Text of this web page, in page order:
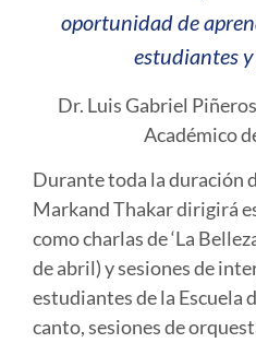
oportunidad de
estudiantes
Dr. Luis Gabriel
Académico
Durante toda la duración
Markand Thakar dirigirá
como charlas de ‘La
de abril) y sesiones de
estudiantes de la Escuela
canto, sesiones de